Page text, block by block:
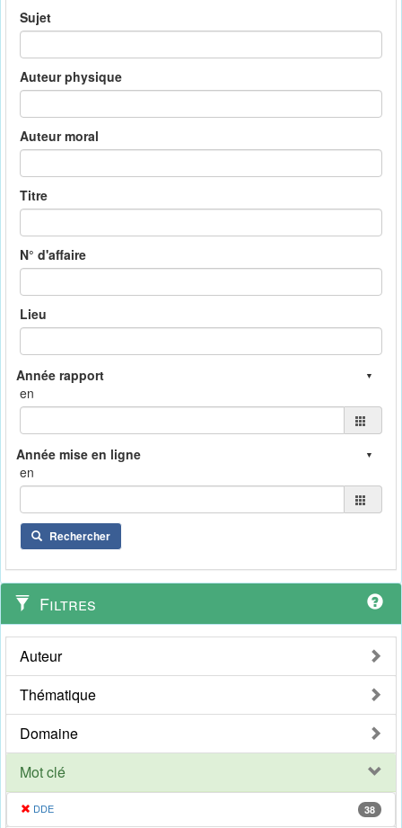
Sujet
Auteur physique
Auteur moral
Titre
N° d'affaire
Lieu
en
en
Rechercher
Filtres
Auteur
Thématique
Domaine
Mot clé
DDE 38